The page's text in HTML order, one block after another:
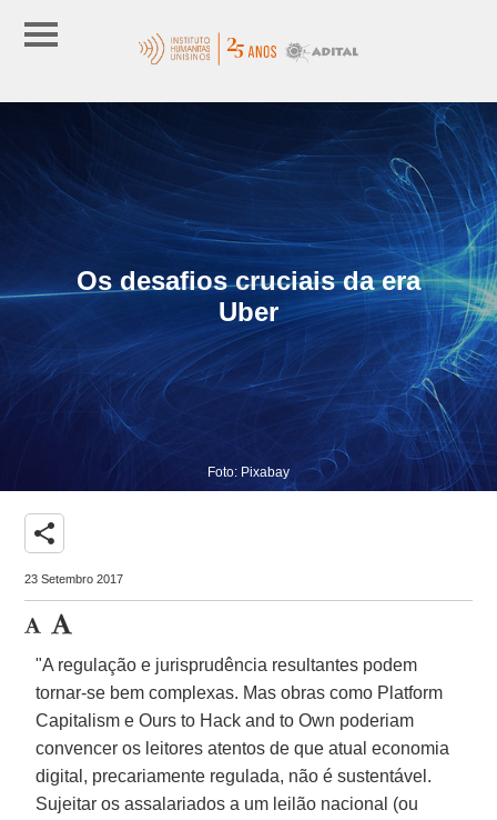
Os desafios cruciais da era
Uber
Foto: Pixabay
share
23 Setembro 2017
"A regulação e jurisprudência resultantes podem
tornar-se bem complexas. Mas obras como Platform
Capitalism e Ours to Hack and to Own poderiam
convencer os leitores atentos de que atual economia
digital, precariamente regulada, não é sustentável.
Sujeitar os assalariados a um leilão nacional (ou